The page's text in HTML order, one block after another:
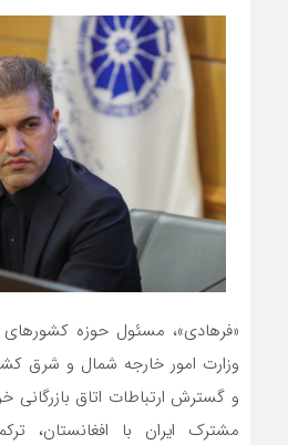
«فرهادی»، مسئول حوزه کشورهای
وزارت امور خارجه شمال و شرق
و گسترش ارتباطات اتاق بازرگانی
مشترک ایران با افغانستان،